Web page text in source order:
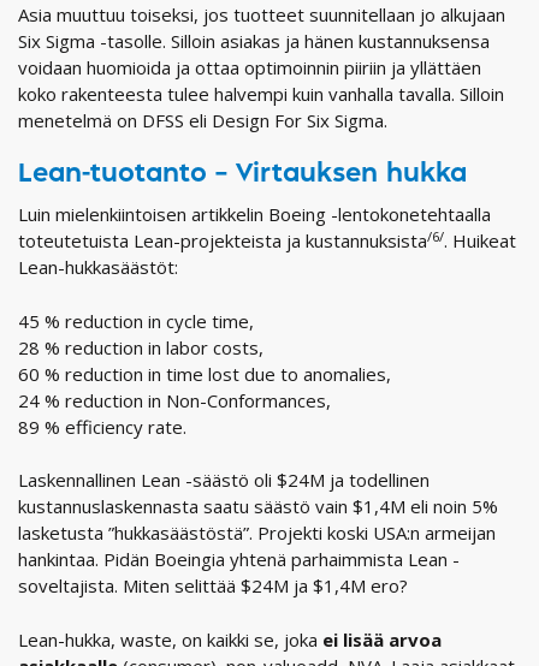
Asia muuttuu toiseksi, jos tuotteet suunnitellaan jo alkujaan
Six Sigma -tasolle. Silloin asiakas ja hänen kustannuksensa
voidaan huomioida ja ottaa optimoinnin piiriin ja yllättäen
koko rakenteesta tulee halvempi kuin vanhalla tavalla. Silloin
menetelmä on DFSS eli Design For Six Sigma.
Lean-tuotanto – Virtauksen hukka
Luin mielenkiintoisen artikkelin Boeing -lentokonetehtaalla
toteutetuista Lean-projekteista ja kustannuksista/6/. Huikeat
Lean-hukkasäästöt:
45 % reduction in cycle time,
28 % reduction in labor costs,
60 % reduction in time lost due to anomalies,
24 % reduction in Non-Conformances,
89 % efficiency rate.
Laskennallinen Lean -säästö oli $24M ja todellinen
kustannuslaskennasta saatu säästö vain $1,4M eli noin 5%
lasketusta ”hukkasäästöstä”. Projekti koski USA:n armeijan
hankintaa. Pidän Boeingia yhtenä parhaimmista Lean -
soveltajista. Miten selittää $24M ja $1,4M ero?
Lean-hukka, waste, on kaikki se, joka ei lisää arvoa